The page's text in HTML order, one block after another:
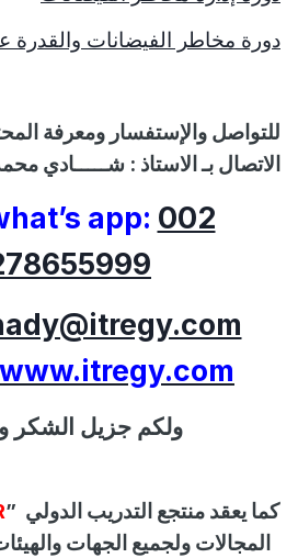
دورة مخاطر الفيضانات والقدرة
للتواصل والإستفسار ومعرفة
الاتصال بـ الاستاذ : شـــــادي
app:002
www.itregy.com
ولكم جزيل الشكر
كما يعقد منتجع التدريب الدولي ”
المجالات ولجميع الجهات